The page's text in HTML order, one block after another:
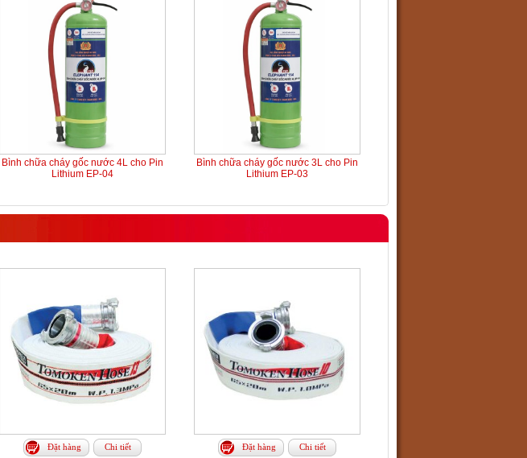
Bình chữa cháy gốc nước 4L cho Pin
Lithium EP-04
Bình chữa cháy gốc nước 3L cho Pin
Lithium EP-03
Đặt hàng Chi tiết Đặt hàng Chi tiết